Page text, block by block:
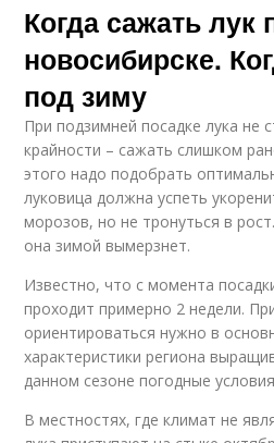
Когда сажать лук
новосибирске.
под зиму
При подзимней посадке лука не
крайности – сажать слишком
этого надо подобрать
луковица должна успеть
морозов, но не тронуться в
она зимой вымерзнет.
Известно, что с момента
проходит примерно 2 недели.
ориентироваться нужно в
характеристики региона
данном сезоне погодные
В местностях, где климат не